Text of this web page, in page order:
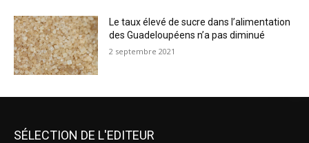
Le taux élevé de sucre dans l’alimentation
des Guadeloupéens n’a pas diminué
2 septembre 2021
SÉLECTION DE L'EDITEUR